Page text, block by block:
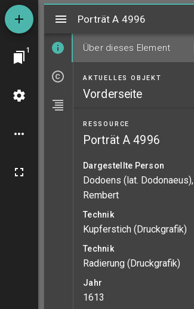
1
MiradorPorträt A 4996
Über dieses Element
AKTUELLES OBJEKT
Vorderseite
RESSOURCE
Porträt A 4996
Dargestellte Person
Dodoens (lat. Dodonaeus),
Rembert
Technik
Kupferstich (Druckgrafik)
Technik
Radierung (Druckgrafik)
Jahr
1613
Porträt A 4996